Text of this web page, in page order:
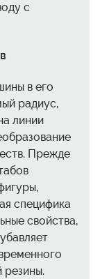
с
в его
радиус,
линии
Прежде
специфика
свойства,
резины.